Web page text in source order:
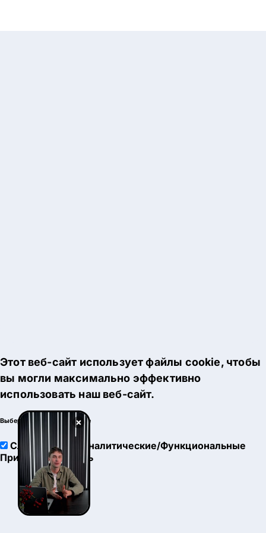
×
Этот веб-сайт использует файлы cookie, чтобы
вы могли максимально эффективно
использовать наш веб-сайт.
Выберите настройки cookie
Служебные
Аналитические/Функциональные
Принять
Настроить